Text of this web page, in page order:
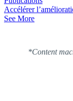
Accélérer
See More
*Content